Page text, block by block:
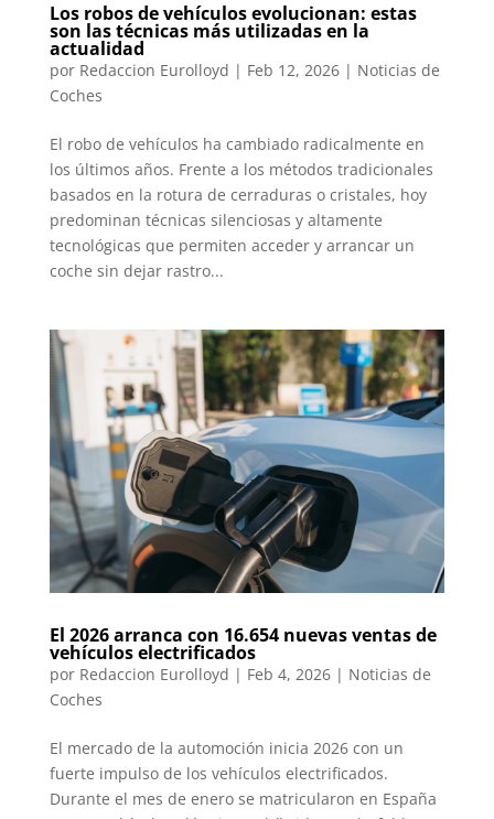
Los robos de vehículos evolucionan: estas
son las técnicas más utilizadas en la
actualidad
por Redaccion Eurolloyd | Feb 12, 2026| Noticias de
Coches
El robo de vehículos ha cambiado radicalmente en
los últimos años. Frente a los métodos tradicionales
basados en la rotura de cerraduras o cristales, hoy
predominan técnicas silenciosas y altamente
tecnológicas que permiten acceder y arrancar un
coche sin dejar rastro...
El 2026 arranca con 16.654 nuevas ventas de
vehículos electrificados
por Redaccion Eurolloyd | Feb 4, 2026| Noticias de
Coches
El mercado de la automoción inicia 2026 con un
fuerte impulso de los vehículos electrificados.
Durante el mes de enero se matricularon en España